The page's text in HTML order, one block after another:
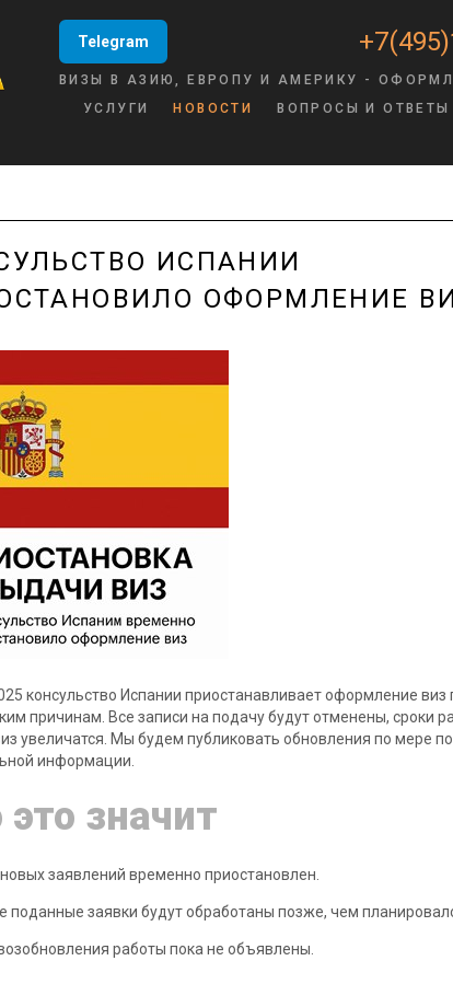
Telegram
ВИЗЫ В АЗИЮ, ЕВРОПУ И АМЕРИКУ -
УСЛУГИ
НОВОСТИ ВОПРОСЫ И ОТВЕТЫ
ИСПАНИИ
ОФОРМЛЕНИЕ
консульство Испании приостанавливает оформление виз
причинам. Все записи на подачу будут отменены, сроки
увеличатся. Мы будем публиковать обновления по мере
информации.
это значит
заявлений временно приостановлен.
поданные заявки будут обработаны позже, чем
работы пока не объявлены.